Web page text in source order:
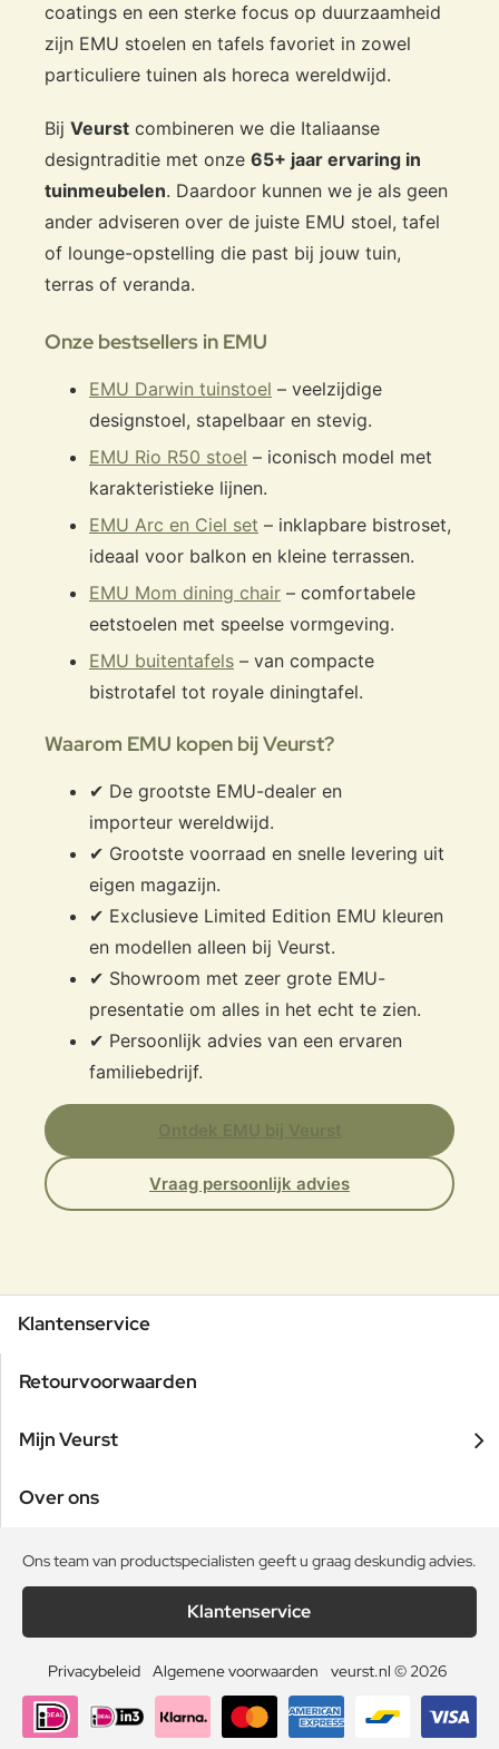
coatings en een sterke focus op duurzaamheid
zijn EMU stoelen en tafels favoriet in zowel
particuliere tuinen als horeca wereldwijd.
Bij Veurst combineren we die Italiaanse
designtraditie met onze 65+ jaar ervaring in
tuinmeubelen. Daardoor kunnen we je als geen
ander adviseren over de juiste EMU stoel, tafel
of lounge-opstelling die past bij jouw tuin,
terras of veranda.
Onze bestsellers in EMU
EMU Darwin tuinstoel – veelzijdige
designstoel, stapelbaar en stevig.
EMU Rio R50 stoel – iconisch model met
karakteristieke lijnen.
EMU Arc en Ciel set – inklapbare bistroset,
ideaal voor balkon en kleine terrassen.
EMU Mom dining chair – comfortabele
eetstoelen met speelse vormgeving.
EMU buitentafels – van compacte
bistrotafel tot royale diningtafel.
Waarom EMU kopen bij Veurst?
✔ De grootste EMU-dealer en
importeur wereldwijd.
✔ Grootste voorraad en snelle levering uit
eigen magazijn.
✔ Exclusieve Limited Edition EMU kleuren
en modellen alleen bij Veurst.
✔ Showroom met zeer grote EMU-
presentatie om alles in het echt te zien.
✔ Persoonlijk advies van een ervaren
familiebedrijf.
Vraag persoonlijk advies
Klantenservice
Retourvoorwaarden
Mijn Veurst
Over ons
Ons team van productspecialisten geeft u graag deskundig advies.
Klantenservice
Privacybeleid Algemene voorwaarden veurst.nl © 2026